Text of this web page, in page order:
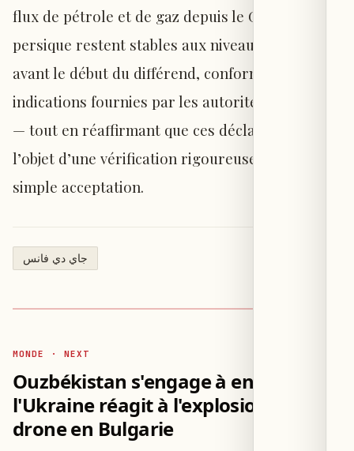
flux de pétrole et de gaz depuis le Golfe
persique restent stables aux niveaux observés
avant le début du différend, conformément aux
indications fournies par les autorités iraniennes
— tout en réaffirmant que ces déclarations font
l’objet d’une vérification rigoureuse, non d’une
simple acceptation.
جاي دي فانس
MONDE · NEXT
Ouzbékistan s'engage à enquêter :
l'Ukraine réagit à l'explosion d'un
drone en Bulgarie